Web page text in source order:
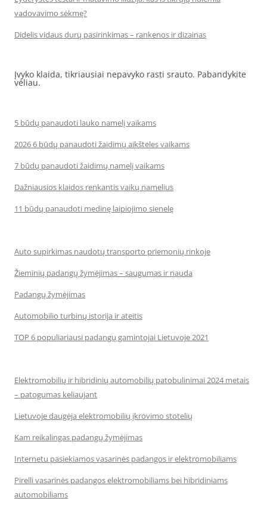
vadovavimo sėkmę?
Didelis vidaus durų pasirinkimas – rankenos ir dizainas
Įvyko klaida, tikriausiai nepavyko rasti srauto. Pabandykite
vėliau.
5 būdų panaudoti lauko namelį vaikams
2026 6 būdų panaudoti žaidimų aikšteles vaikams
7 būdų panaudoti žaidimų namelį vaikams
Dažniausios klaidos renkantis vaikų namelius
11 būdų panaudoti medinę laipiojimo sienelę
Auto supirkimas naudotų transporto priemonių rinkoje
Žieminių padangų žymėjimas – saugumas ir nauda
Padangų žymėjimas
Automobilio turbinų istorija ir ateitis
TOP 6 populiariausi padangų gamintojai Lietuvoje 2021
Elektromobilių ir hibridinių automobilių patobulinimai 2024 metais
– patogumas keliaujant
Lietuvoje daugėja elektromobilių įkrovimo stotelių
Kam reikalingas padangų žymėjimas
Internetu pasiekiamos vasarinės padangos ir elektromobiliams
Pirelli vasarinės padangos elektromobiliams bei hibridiniams
automobiliams